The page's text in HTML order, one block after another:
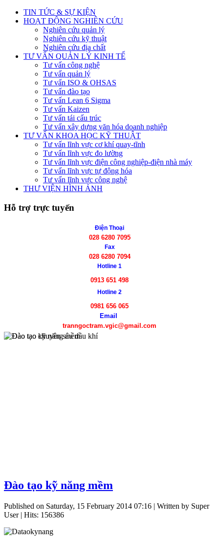
TIN TỨC & SỰ KIỆN
HOẠT ĐỘNG NGHIÊN CỨU
Nghiên cứu quản lý
Nghiên cứu kỹ thuật
Nghiên cứu địa chất
TƯ VẤN QUẢN LÝ KINH TẾ
Tư vấn công nghệ
Tư vấn quản lý
Tư vấn ISO & OHSAS
Tư vấn đào tạo
Tư vấn Lean 6 Sigma
Tư vấn Kaizen
Tư vấn tái cấu trúc
Tư vấn xây dựng văn hóa doanh nghiệp
TƯ VẤN KHOA HỌC KỸ THUẬT
Tư vấn lĩnh vực cơ khí quay-tĩnh
Tư vấn lĩnh vực đo lường
Tư vấn lĩnh vực điện công nghiệp-điện nhà máy
Tư vấn lĩnh vực tự động hóa
Tư vấn lĩnh vực công nghệ
THƯ VIỆN HÌNH ẢNH
Hỗ trợ trực tuyến
Điện Thoại
028 6280 7095
Fax
028 6280 7094
Hotline 1
0913 651 498
Hotline 2
0981 656 065
Email
tranngoctram.vgic@gmail.com
Chương trình đào tạo chuyên sâu dầu khí được sự hỗ trợ của
Đại học mỏ địa chất Hà Nội, Đại học Bách khoa Hà Nội, Đại học
Đào tạo kỹ năng mềm
Published on Saturday, 15 February 2014 07:16 | Written by Super
User| Hits: 156386